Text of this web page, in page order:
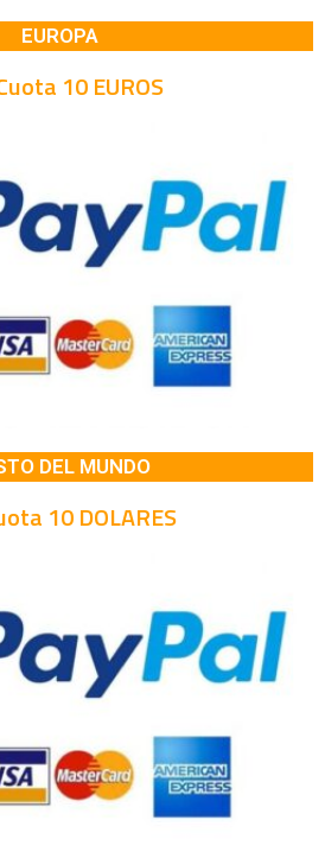
EUROPA
10 EUROS
DEL MUNDO
10 DOLARES